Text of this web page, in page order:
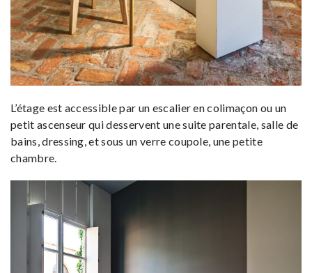
L’étage est accessible par un escalier en colimaçon ou un
petit ascenseur qui desservent une suite parentale, salle de
bains, dressing, et sous un verre coupole, une petite
chambre.